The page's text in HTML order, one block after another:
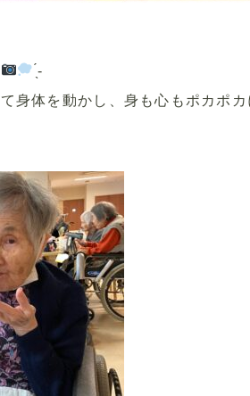
̖́-
身体を動かし、身も心もポカポカ